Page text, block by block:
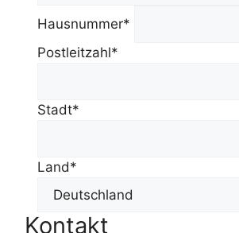
Hausnummer*
Postleitzahl*
Stadt*
Land*
Kontakt